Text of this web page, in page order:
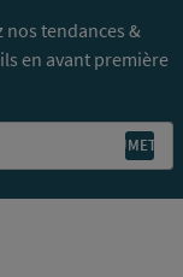
nos tendances &
en avant première